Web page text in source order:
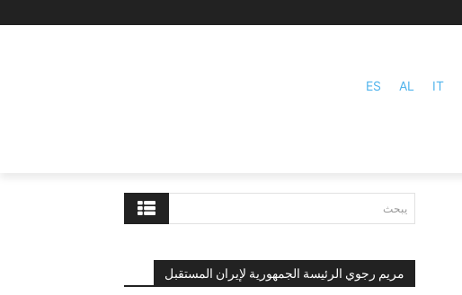
ES AL IT
يبحث
مريم رجوي الرئيسة الجمهورية لإيران المستقبل